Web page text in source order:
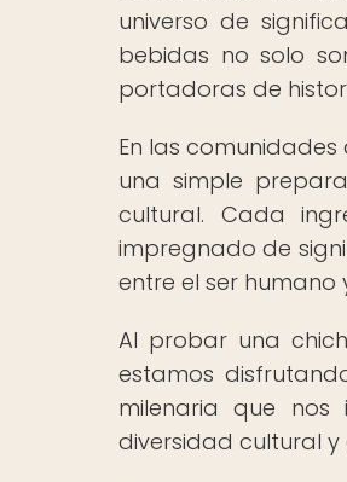
universo de
bebidas no solo
portadoras de
En las
una simple
cultural. Cada
impregnado de
entre el ser humano
Al probar una
estamos
milenaria que
diversidad cultural